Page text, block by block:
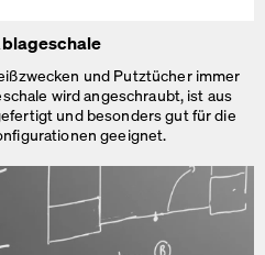
und Putztücher immer
wird angeschraubt, ist aus
und besonders gut für die
geeignet.